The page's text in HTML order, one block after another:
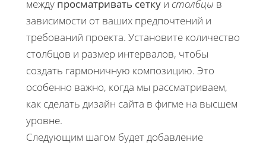
между просматривать сетку и столбцы в
зависимости от ваших предпочтений и
требований проекта. Установите количество
столбцов и размер интервалов, чтобы
создать гармоничную композицию. Это
особенно важно, когда мы рассматриваем,
как сделать дизайн сайта в фигме на высшем
уровне.
Следующим шагом будет добавление